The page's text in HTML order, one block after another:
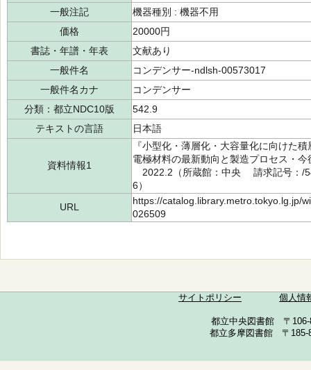
一般注記
機器種別 : 機器不用
価格
20000円
書誌・年譜・年表
文献あり
一般件名
コンデンサー-ndlsh-00573017
一般件名カナ
コンデンサー
分類：都立NDC10版
542.9
テキストの言語
日本語
資料情報1
『小型化・薄層化・大容量化に向けた
電極材料の最新動向と製造プロセス
2022.2（所蔵館：中央 請求記号：/
6）
URL
https://catalog.library.metro.tokyo.lg.jp/
026509
サイトポリシー 個人情
都立中央図書館 〒
都立多摩図書館 〒185-